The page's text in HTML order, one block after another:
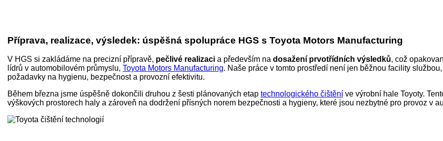
Příprava, realizace, výsledek: úspěšná spolupráce HGS s Toyota Motors Manufacturing
V HGS si zakládáme na precizní přípravě, pečlivé realizaci a především na dosažení prvotřídních výsledků, což
lídrů v automobilovém průmyslu, Toyota Motors Manufacturing. Naše práce v tomto prostředí není jen běžnou facility
požadavky na hygienu, bezpečnost a provozní efektivitu.
Během března jsme úspěšně dokončili druhou z šesti plánovaných etap technologického čištění ve výrobní hale Toyoty.
výškových prostorech haly a zároveň na dodržení přísných norem bezpečnosti a hygieny, které jsou nezbytné pro provoz v